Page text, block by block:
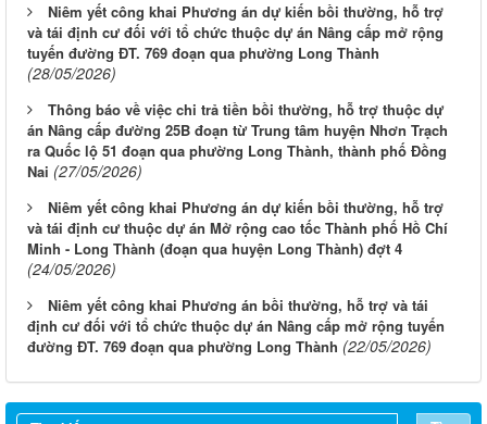
Niêm yết công khai Phương án dự kiến bồi thường, hỗ trợ
và tái định cư đối với tổ chức thuộc dự án Nâng cấp mở rộng
tuyến đường ĐT. 769 đoạn qua phường Long Thành
(28/05/2026)
Thông báo về việc chi trả tiền bồi thường, hỗ trợ thuộc dự
án Nâng cấp đường 25B đoạn từ Trung tâm huyện Nhơn Trạch
ra Quốc lộ 51 đoạn qua phường Long Thành, thành phố Đồng
Nai (27/05/2026)
Niêm yết công khai Phương án dự kiến bồi thường, hỗ trợ
và tái định cư thuộc dự án Mở rộng cao tốc Thành phố Hồ Chí
Minh - Long Thành (đoạn qua huyện Long Thành) đợt 4
(24/05/2026)
Niêm yết công khai Phương án bồi thường, hỗ trợ và tái
định cư đối với tổ chức thuộc dự án Nâng cấp mở rộng tuyến
đường ĐT. 769 đoạn qua phường Long Thành (22/05/2026)